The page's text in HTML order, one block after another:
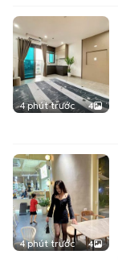
4 phút trước 4
4 phút trước 4